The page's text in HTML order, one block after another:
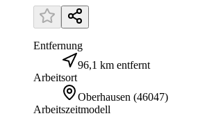
Entfernung
96,1 km entfernt
Arbeitsort
Oberhausen (46047)
Arbeitszeitmodell